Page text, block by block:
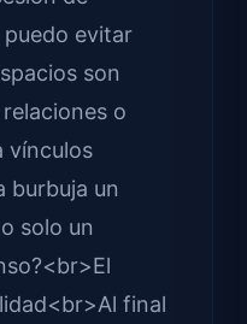
evitar
son
o
vínculos
burbuja un
solo un
final